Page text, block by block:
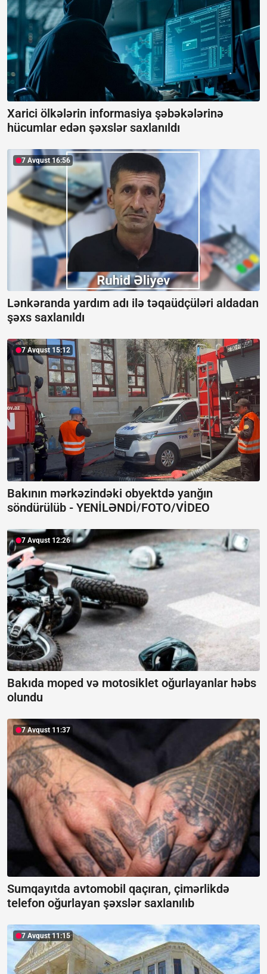
Xarici ölkələrin informasiya şəbəkələrinə
hücumlar edən şəxslər saxlanıldı
7 Avqust 16:56
Lənkəranda yardım adı ilə təqaüdçüləri aldadan
şəxs saxlanıldı
7 Avqust 15:12
Bakının mərkəzindəki obyektdə yanğın
söndürülüb - YENİLƏNDİ/FOTO/VİDEO
7 Avqust 12:26
Bakıda moped və motosiklet oğurlayanlar həbs
olundu
7 Avqust 11:37
Sumqayıtda avtomobil qaçıran, çimərlikdə
telefon oğurlayan şəxslər saxlanılıb
7 Avqust 11:15